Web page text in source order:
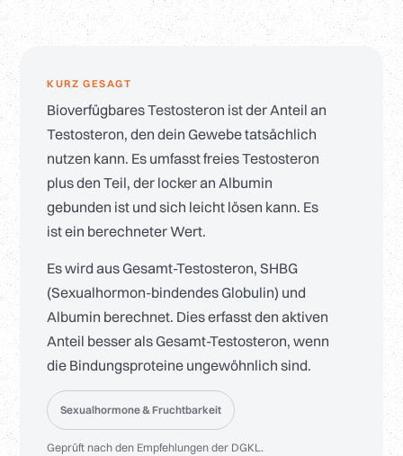
KURZ GESAGT
Bioverfügbares Testosteron ist der Anteil an
Testosteron, den dein Gewebe tatsächlich
nutzen kann. Es umfasst freies Testosteron
plus den Teil, der locker an Albumin
gebunden ist und sich leicht lösen kann. Es
ist ein berechneter Wert.
Es wird aus Gesamt-Testosteron, SHBG
(Sexualhormon-bindendes Globulin) und
Albumin berechnet. Dies erfasst den aktiven
Anteil besser als Gesamt-Testosteron, wenn
die Bindungsproteine ungewöhnlich sind.
Sexualhormone & Fruchtbarkeit
Geprüft nach den Empfehlungen der DGKL.